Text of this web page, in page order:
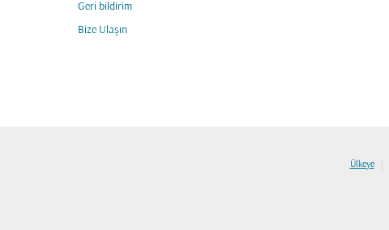
Geri bildirim
Bize Ulaşın
Ülkeye |